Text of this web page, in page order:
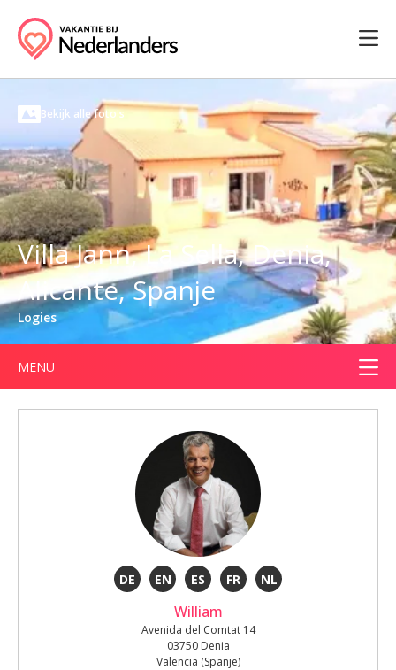
Bekijk alle foto's
Villa Jann, La Sella, Denia,
Alicante, Spanje
Logies
MENU
DE EN ES FR NL
William
Avenida del Comtat 14
03750 Denia
Valencia (Spanje)